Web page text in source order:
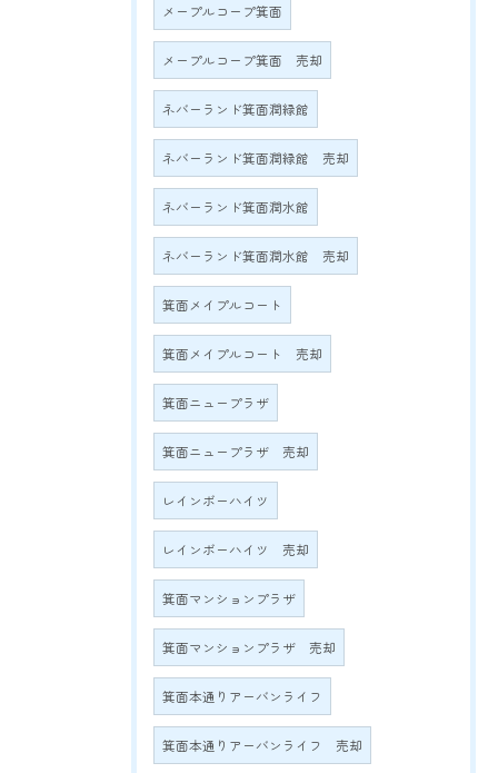
メープルコープ箕面
メープルコープ箕面 売却
ネバーランド箕面潤緑館
ネバーランド箕面潤緑館 売却
ネバーランド箕面潤水館
ネバーランド箕面潤水館 売却
箕面メイプルコート
箕面メイプルコート 売却
箕面ニュープラザ
箕面ニュープラザ 売却
レインボーハイツ
レインボーハイツ 売却
箕面マンションプラザ
箕面マンションプラザ 売却
箕面本通りアーバンライフ
箕面本通りアーバンライフ 売却